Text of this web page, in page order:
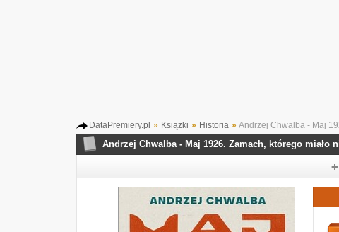
DataPremiery.pl » Książki » Historia » Andrzej Chwalba - Maj
Andrzej Chwalba - Maj 1926. Zamach, którego miało